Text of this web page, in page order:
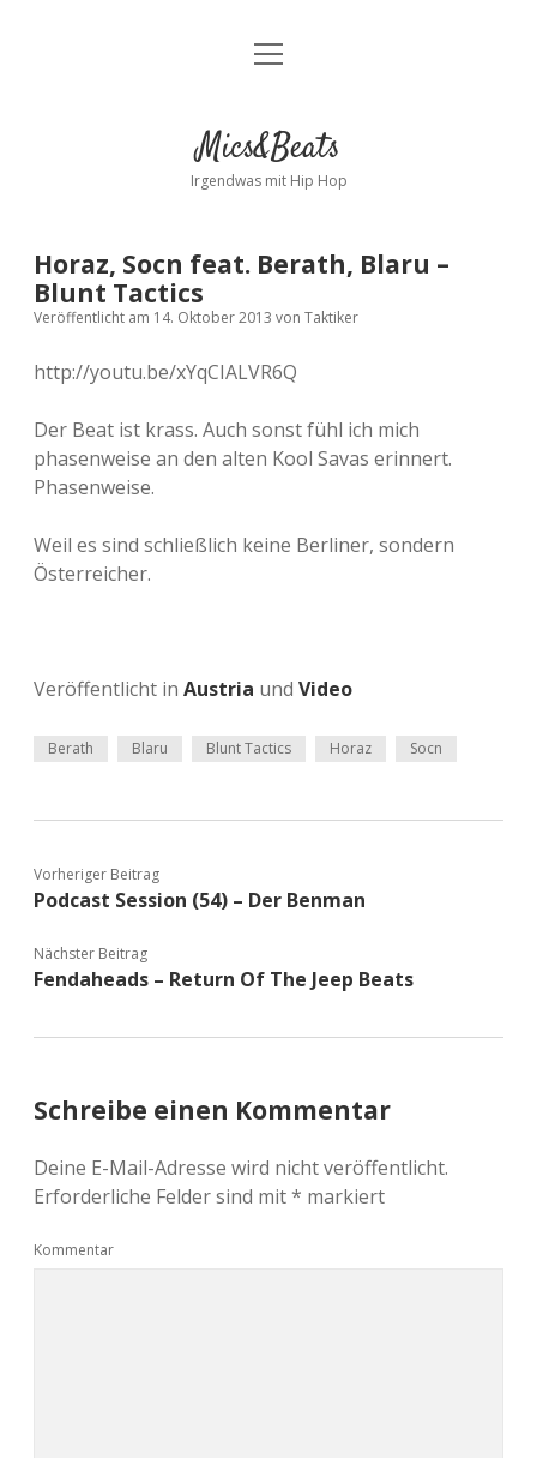
Kontakt
facebookinstagram
bandcamp
spotify
Menü
Mics&Beats
Irgendwas mit Hip Hop
Horaz, Socn feat. Berath, Blaru –
Blunt Tactics
Veröffentlicht am 14. Oktober 2013 von Taktiker
http://youtu.be/xYqCIALVR6Q
Der Beat ist krass. Auch sonst fühl ich mich
phasenweise an den alten Kool Savas erinnert.
Phasenweise.
Weil es sind schließlich keine Berliner, sondern
Österreicher.
Veröffentlicht in Austria und Video
Berath Blaru Blunt Tactics Horaz Socn
Vorheriger Beitrag
Podcast Session (54) – Der Benman
Nächster Beitrag
Fendaheads – Return Of The Jeep Beats
Schreibe einen Kommentar
Deine E-Mail-Adresse wird nicht veröffentlicht.
Erforderliche Felder sind mit* markiert
Kommentar